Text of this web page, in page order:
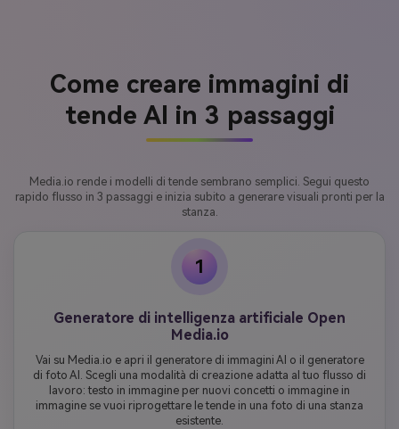
Come creare immagini di
tende AI in 3 passaggi
Media.io rende i modelli di tende sembrano semplici. Segui questo
rapido flusso in 3 passaggi e inizia subito a generare visuali pronti per la
stanza.
1
Generatore di intelligenza artificiale Open
Media.io
Vai su Media.io e apri il generatore di immagini AI o il generatore
di foto AI. Scegli una modalità di creazione adatta al tuo flusso di
lavoro: testo in immagine per nuovi concetti o immagine in
immagine se vuoi riprogettare le tende in una foto di una stanza
esistente.